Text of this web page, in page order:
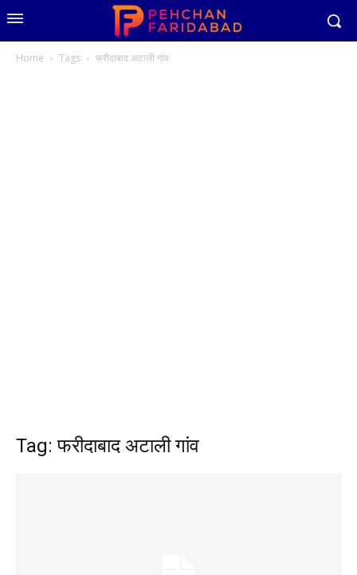
Home Tags फरीदाबाद अटाली गांव
Tag: फरीदाबाद अटाली गांव